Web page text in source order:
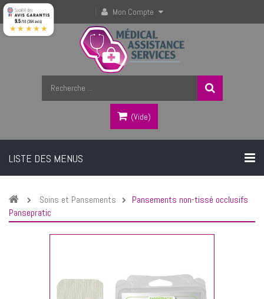
Mon Compte
(vide)
LISTE DES MENUS
Soins et Pansements
Pansements non-tissé occlusifs
Pansepratic
9.5/10 (364 avis)
★★★★★